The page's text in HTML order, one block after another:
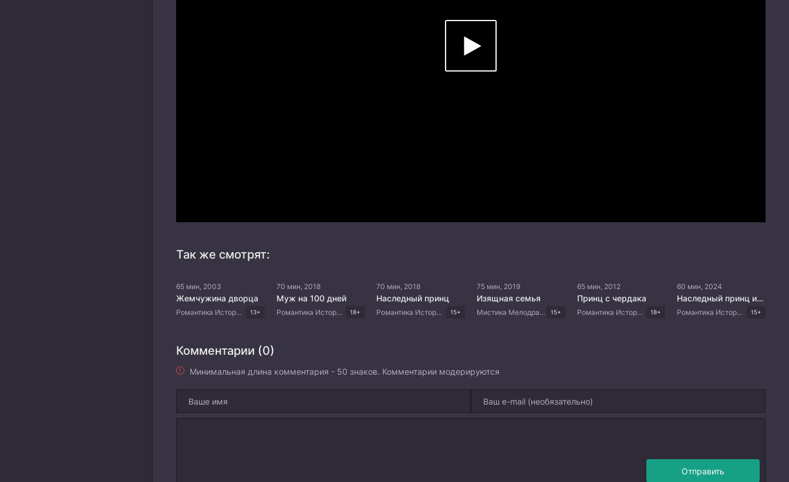
Так же смотрят:
65 мин, 2003
Жемчужина дворца
Романтика Исторический Медицина Корейские дорамы 13+
70 мин, 2018
Муж на 100 дней
Романтика Исторический Комедия Драма Корейские дорамы 18+
70 мин, 2018
Наследный принц
Романтика Исторический Драма Корейские дорамы 15+
75 мин, 2019
Изящная семья
Мистика Мелодрама Триллер Драма Корейские дорамы 15+
65 мин, 2012
Принц с чердака
Романтика Исторический Фэнтези Комедия Корейские дорамы 18+
60 мин, 2024
Наследный принц исчез
Романтика Исторический Комедия Корейские дорамы 15+
Комментарии (0)
Минимальная длина комментария - 50 знаков. Комментарии модерируются
Отправить